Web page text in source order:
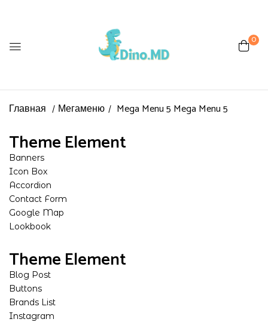
0
Главная Мегаменю Mega Menu 5 Mega Menu 5
Theme Element
Banners
Icon Box
Accordion
Contact Form
Google Map
Lookbook
Theme Element
Blog Post
Buttons
Brands List
Instagram